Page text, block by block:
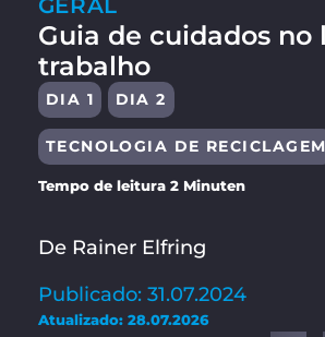
GERAL
Guia de cuidados no
trabalho
DIA 1 DIA 2
TECNOLOGIA DE RECICLAGEM
Tempo de leitura 2 Minuten
De Rainer Elfring
Publicado: 31.07.2024
Atualizado: 28.07.2026